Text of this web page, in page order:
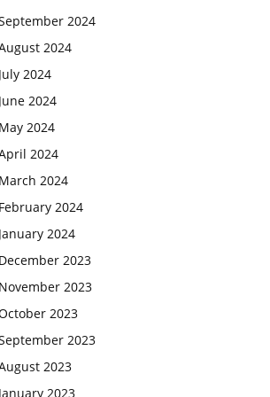
2024
2024
2024
2024
2024
2024
2024
2024
2024
2023
2023
2023
2023
2023
2023